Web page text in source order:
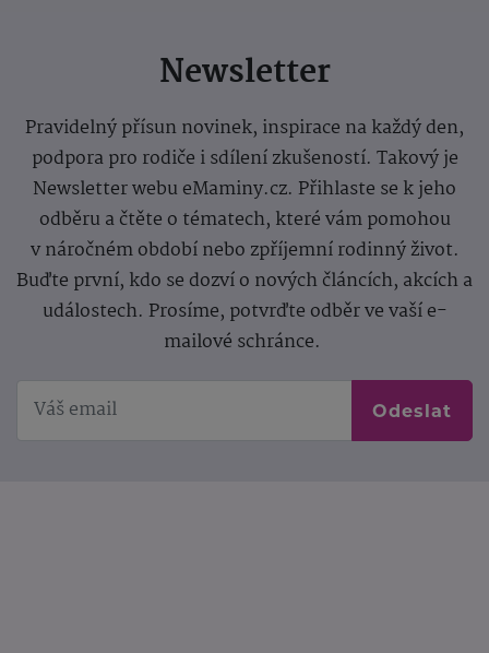
Newsletter
Pravidelný přísun novinek, inspirace na každý den,
podpora pro rodiče i sdílení zkušeností. Takový je
Newsletter webu eMaminy.cz. Přihlaste se k jeho
odběru a čtěte o tématech, které vám pomohou
v náročném období nebo zpříjemní rodinný život.
Buďte první, kdo se dozví o nových článcích, akcích a
událostech. Prosíme, potvrďte odběr ve vaší e-
mailové schránce.
Odeslat